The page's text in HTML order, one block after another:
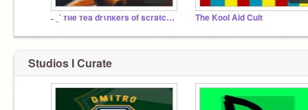
˗ ˏˋ тнe тea drιnĸers of scratch ˎˊ- The Kool Aid Cult
Studios I Curate